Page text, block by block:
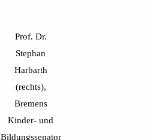
Prof. Dr.
Stephan
Harbarth
(rechts),
Bremens
Kinder- und
Bildungssenator